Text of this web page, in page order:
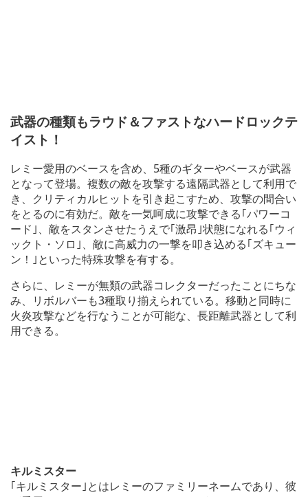
武器の種類もラウド＆ファストなハードロックテ
イスト！
レミー愛用のベースを含め、5種のギターやベースが武器
となって登場。複数の敵を攻撃する遠隔武器として利用で
き、クリティカルヒットを引き起こすため、攻撃の間合い
をとるのに有効だ。敵を一気呵成に攻撃できる｢パワーコ
ード｣、敵をスタンさせたうえで｢激昂｣状態になれる｢ウィ
ックト・ソロ｣、敵に高威力の一撃を叩き込める｢ズキュー
ン！｣といった特殊攻撃を有する。
さらに、レミーが無類の武器コレクターだったことにちな
み、リボルバーも3種取り揃えられている。移動と同時に
火炎攻撃などを行なうことが可能な、長距離武器として利
用できる。
キルミスター
｢キルミスター｣とはレミーのファミリーネームであり、彼